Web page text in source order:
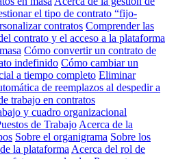
el tipo de contrato “fijo-
contratos Comprender las
contrato y el acceso a la plataforma
Cómo convertir un contrato de
indefinido Cómo cambiar un
a tiempo completo Eliminar
de reemplazos al despedir a
trabajo en contratos
y cuadro organizacional
de Trabajo Acerca de la
Sobre el organigrama Sobre los
la plataforma Acerca del rol de